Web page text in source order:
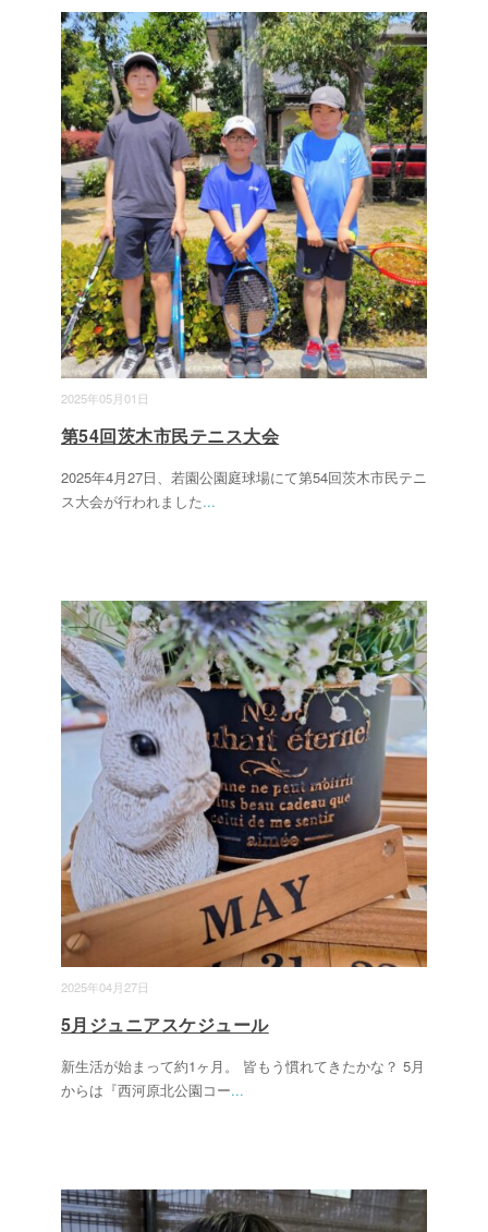
2025年05月01日
第54回茨木市民テニス大会
2025年4月27日、若園公園庭球場にて第54回茨木市民テニ
ス大会が行われました...
2025年04月27日
5月ジュニアスケジュール
新生活が始まって約1ヶ月。 皆もう慣れてきたかな？ 5月
からは『西河原北公園コー...